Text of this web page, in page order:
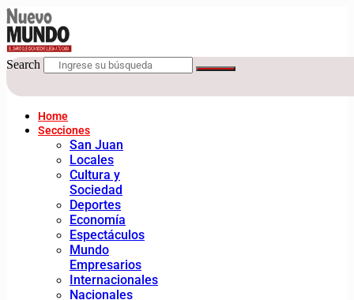
Search
Home
Secciones
San Juan
Locales
Cultura y
Sociedad
Deportes
Economía
Espectáculos
Mundo
Empresarios
Internacionales
Nacionales